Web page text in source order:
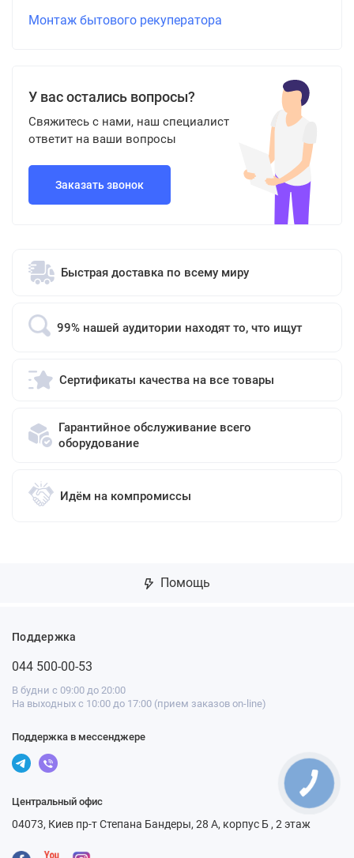
Монтаж бытового рекуператора
У вас остались вопросы?
Свяжитесь с нами, наш специалист
ответит на ваши вопросы
Заказать звонок
Быстрая доставка по всему миру
99% нашей аудитории находят то, что ищут
Сертификаты качества на все товары
Гарантийное обслуживание всего
оборудование
Идём на компромиссы
Помощь
Поддержка
044 500-00-53
В будни с 09:00 до 20:00
На выходных с 10:00 до 17:00 (прием заказов on-line)
Поддержка в мессенджере
Центральный офис
04073, Киев пр-т Степана Бандеры, 28 А, корпус Б , 2 этаж